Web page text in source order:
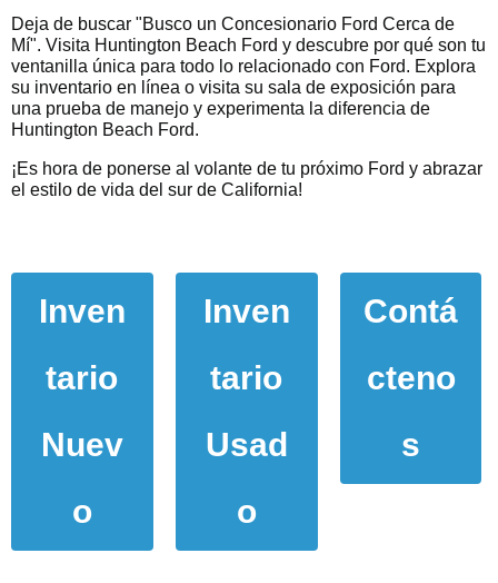
Deja de buscar "Busco un Concesionario Ford Cerca de
Mí". Visita Huntington Beach Ford y descubre por qué son tu
ventanilla única para todo lo relacionado con Ford. Explora
su inventario en línea o visita su sala de exposición para
una prueba de manejo y experimenta la diferencia de
Huntington Beach Ford.
¡Es hora de ponerse al volante de tu próximo Ford y abrazar
el estilo de vida del sur de California!
Inven
tario
Nuev
o
Inven
tario
Usad
o
Contá
cteno
s